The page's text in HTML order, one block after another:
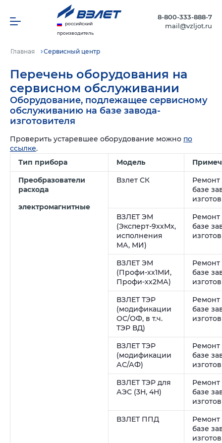
российский
производитель
8-800-333-888-7
mail@vzljot.ru
Главная Сервисный центр
Перечень оборудования на
сервисном обслуживании
Оборудование, подлежащее сервисному
обслуживанию на базе завода-
изготовителя
Проверить устаревшее оборудование можно по
ссылке.
Тип прибора
Модель
Преобразователи
расхода
электромагнитные
Взлет СК
Ремонт
базе
ВЗЛЕТ ЭМ
(Эксперт-9ххМх,
исполнения
МА, МИ)
Ремонт
базе
ВЗЛЕТ ЭМ
(Профи-хх1МИ,
Профи-хх2МА)
Ремонт
базе
ВЗЛЕТ ТЭР
(модификации
ОС/ОФ, в т.ч.
ТЭР ВД)
Ремонт
базе
ВЗЛЕТ ТЭР
(модификации
АС/АФ)
Ремонт
базе
ВЗЛЕТ ТЭР для
АЭС (3Н, 4Н)
Ремонт
базе
ВЗЛЕТ ППД
Ремонт
базе